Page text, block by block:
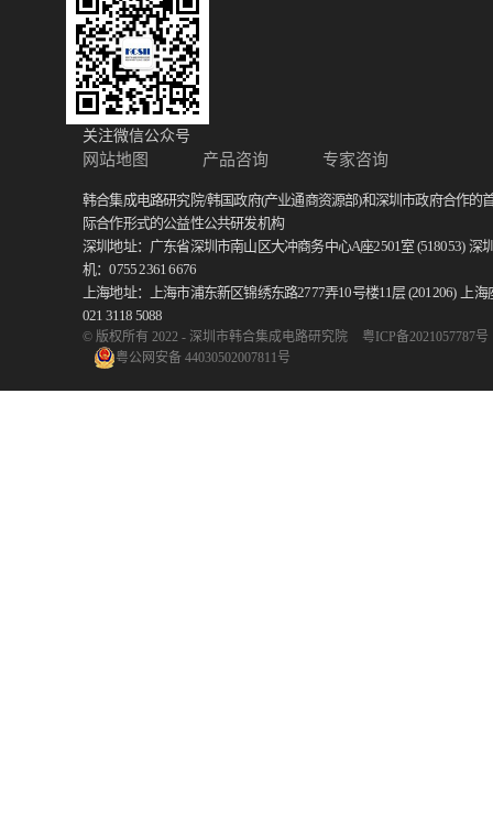
关注微信公众号
网站地图 产品咨询 专家咨询
韩合集成电路研究院/韩国政府(产业通商资源部)和深圳市政府合作的
际合作形式的公益性公共研发机构
深圳地址：广东省深圳市南山区大冲商务中心A座2501室 (518053) 深
机：0755 2361 6676
上海地址：上海市浦东新区锦绣东路2777弄10号楼11层 (201206)
上
021 3118 5088
© 版权所有 2022 - 深圳市韩合集成电路研究院
粤ICP备2021057787号
粤公网安备 44030502007811号